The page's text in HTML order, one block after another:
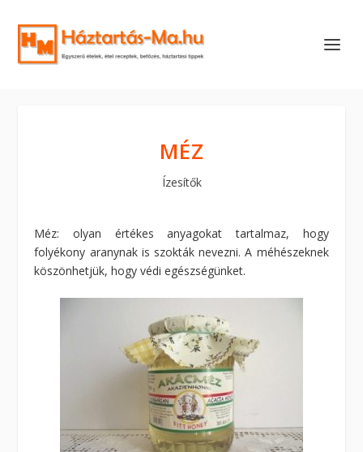
MÉZ
Ízesítők
Méz: olyan értékes anyagokat tartalmaz, hogy
folyékony aranynak is szokták nevezni. A méhészeknek
köszönhetjük, hogy védi egészségünket.